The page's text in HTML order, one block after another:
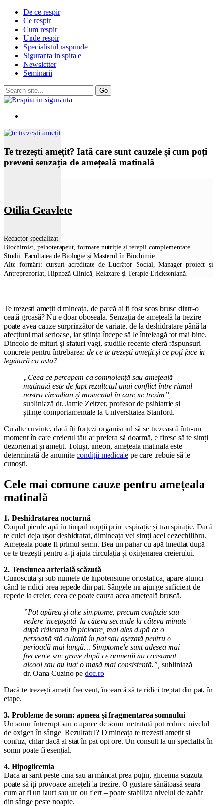
De ce respir
Ce respir
Cum respir
Unde respir
Specialistul raspunde
Siguranta in spitale
Newsletter
Seminarii
Te trezești amețit? Iată care sunt cauzele și cum poți
preveni senzația de amețeală matinală
Otilia Geavlete
Redactor specializat
Biochimist, psihoterapeut, formare nutriție și terapii complementare
Studii: Facultatea de Biologie și Masterul în Biochimie.
Alte formări: cursuri acreditate de Lucrător Social, Manager proiect și
Antreprenoriat, Hipnoză Clinică, Relaxare și Terapie Ericksoniană.
Te trezești amețit dimineața, de parcă ai fi fost scos brusc dintr-o
ceață groasă? Nu e doar oboseala. Senzația de amețeală la trezire
poate avea cauze surprinzător de variate, de la deshidratare până la
afecțiuni mai serioase, iar știința începe să le înțeleagă tot mai bine.
Dincolo de mituri și sfaturi vagi, studiile recente oferă răspunsuri
concrete pentru întrebarea: de ce te trezești amețit și ce poți face în
legătură cu asta?
„Ceea ce percepem ca somnolență sau amețeală
matinală este de fapt rezultatul unui conflict între ritmul
nostru circadian și momentul în care ne trezim”,
subliniază dr. Jamie Zeitzer, profesor de psihiatrie și
științe comportamentale la Universitatea Stanford.
Cu alte cuvinte, dacă îți forțezi organismul să se trezească într-un
moment în care creierul tău ar prefera să doarmă, e firesc să te simți
dezorientat și amețit. Totuși, uneori, amețeala matinală este
determinată de anumite condiții medicale pe care trebuie să le
cunoști.
Cele mai comune cauze pentru amețeala
matinală
1. Deshidratarea nocturnă
Corpul pierde apă în timpul nopții prin respirație și transpirație. Dacă
te culci deja ușor deshidratat, dimineața vei simți acel dezechilibru.
Amețeala poate fi primul semn. Bea un pahar cu apă imediat după
ce te trezești pentru a-ți ajuta circulația și oxigenarea creierului.
2. Tensiunea arterială scăzută
Cunoscută și sub numele de hipotensiune ortostatică, apare atunci
când te ridici prea repede din pat. Sângele nu ajunge suficient de
repede la creier, ceea ce poate cauza acea amețeală bruscă.
”Pot apărea și alte simptome, precum confuzie sau
vedere încețoșată, la câteva secunde la câteva minute
după ridicarea în picioare, mai ales după ce o
persoană stă culcată în pat sau așezată pentru o
perioadă mai lungă… Simptomele sunt adesea mai
frecvente sau grave după ce oamenii au consumat
alcool sau au luat o masă mai consistentă.”, subliniază
dr. Oana Cuzino pe doc.ro
Dacă te trezești amețit frecvent, încearcă să te ridici treptat din pat, în
etape.
3. Probleme de somn: apneea și fragmentarea somnului
Un somn întrerupt sau o apnee de somn netratată pot reduce nivelul
de oxigen în sânge. Rezultatul? Dimineața te trezești amețit și
confuz, chiar dacă ai stat în pat opt ore. Un consult la un specialist în
somn poate fi esențial.
4. Hipoglicemia
Dacă ai sărit peste cină sau ai mâncat prea puțin, glicemia scăzută
poate să îți provoace amețeli la trezire. O gustare sănătoasă seara –
cum ar fi un iaurt sau un ou fiert – poate stabiliza nivelul de zahăr
din sânge peste noapte.